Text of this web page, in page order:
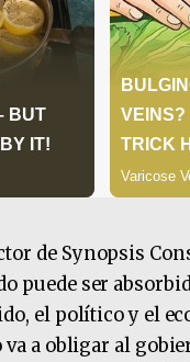
de Synopsis
puede ser
el político y el
a obligar al